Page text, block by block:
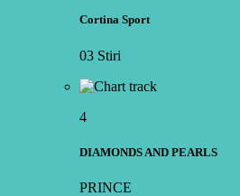
Cortina Sport
03 Stiri
4
DIAMONDS AND PEARLS
PRINCE